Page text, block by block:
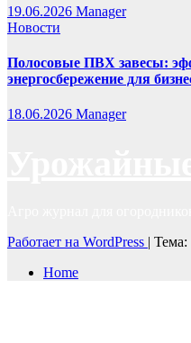
19.06.2026 Manager
Новости
Полосовые ПВХ завесы:
энергосбережение для
18.06.2026 Manager
Работает на WordPress | Тема:
Home